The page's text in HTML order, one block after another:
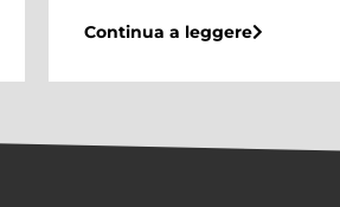
Continua a leggere